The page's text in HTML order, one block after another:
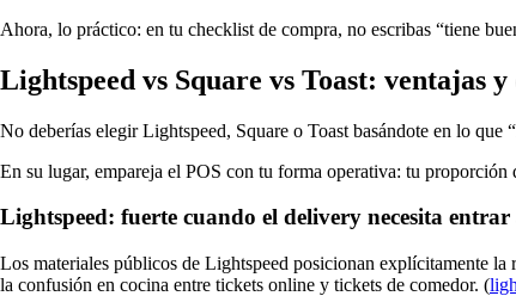
Ahora, lo práctico: en tu checklist de compra, no escribas “tiene
Lightspeed vs Square vs Toast: ventajas
No deberías elegir Lightspeed, Square o Toast basándote en lo
En su lugar, empareja el POS con tu forma operativa: tu
Lightspeed: fuerte cuando el delivery necesita
Los materiales públicos de Lightspeed posicionan explícitamente
la confusión en cocina entre tickets online y tickets de comedor. (